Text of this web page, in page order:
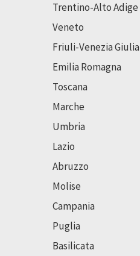
Trentino-Alto Adige
Veneto
Friuli-Venezia Giulia
Emilia Romagna
Toscana
Marche
Umbria
Lazio
Abruzzo
Molise
Campania
Puglia
Basilicata